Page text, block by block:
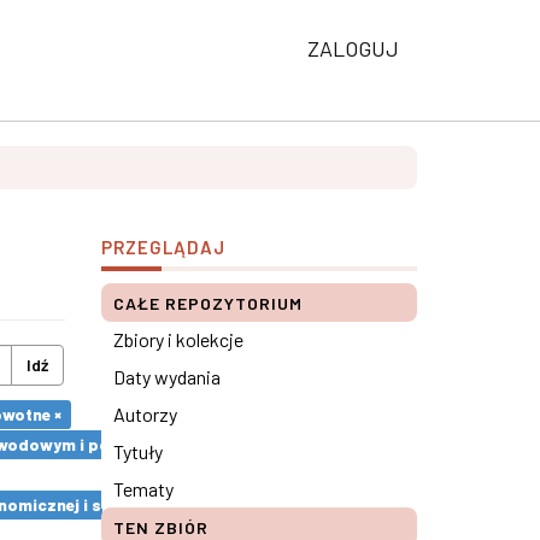
ZALOGUJ
Idź
×
i pozazawodowym ×
i społecznej ×
PRZEGLĄDAJ
CAŁE REPOZYTORIUM
Zbiory i kolekcje
Daty wydania
Autorzy
Tytuły
Tematy
TEN ZBIÓR